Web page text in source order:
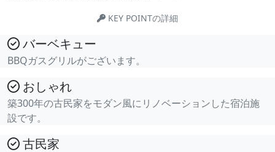
KEY POINTの詳細
バーベキュー
BBQガスグリルがございます。
おしゃれ
築300年の古民家をモダン風にリノベーションした宿泊施
設です。
古民家